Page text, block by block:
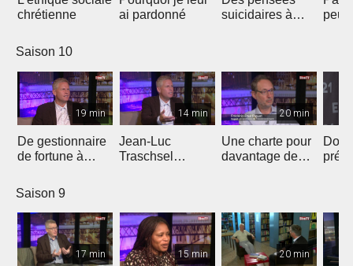
chrétienne
ai pardonné
suicidaires à
peut
Saison 10
19 min
De gestionnaire
de fortune à
«ligue
européenne"
14 min
Jean-Luc
Traschsel
20 min
Une charte pour
davantage de
Don
Saison 9
17 min 15 min 20 min